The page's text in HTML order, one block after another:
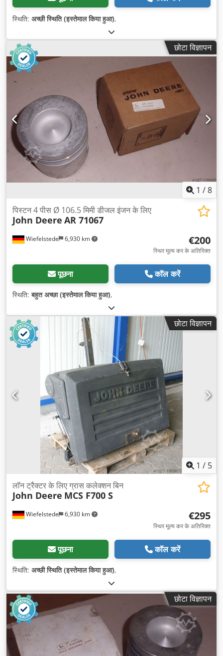
स्थिति: अच्छी स्थिति (इस्तेमाल किया हुआ),
छोटा विज्ञापन
1 /8
Wiefelstede 6,930 km
पिस्टन 4 पीस Ø 106.5 मिमी डीजल इंजन के लिए
John Deere AR 71067
€200
स्थिर मूल्य कर के अतिरिक्त
पूछना कॉल करें
स्थिति:बहुत अच्छा (इस्तेमाल किया हुआ),
छोटा विज्ञापन
1 / 5
Wiefelstede 6,930 km
लॉन ट्रैक्टर के लिए ग्रास कलेक्शन बिन
John Deere MCS F700 S
€295
स्थिर मूल्य कर के अतिरिक्त
पूछना कॉल करें
स्थिति: अच्छी स्थिति (इस्तेमाल किया हुआ),
छोटा विज्ञापन